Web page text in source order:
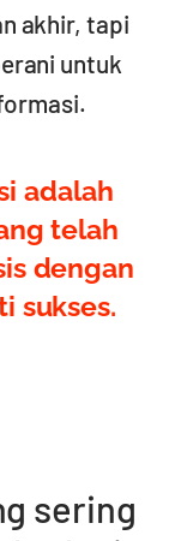
akhir, tapi
untuk
adalah
telah
dengan
sukses.
sering